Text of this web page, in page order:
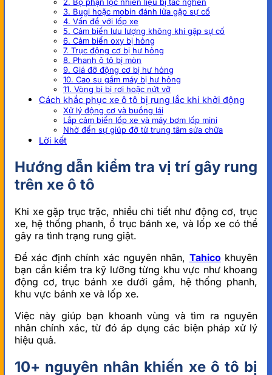
3. Bugi hoặc mobin đánh lửa gặp sự cố
4. Vấn đề với lốp xe
5. Cảm biến lưu lượng không khí gặp sự cố
6. Cảm biến oxy bị hỏng
7. Trục động cơ bị hư hỏng
8. Phanh ô tô bị mòn
9. Giá đỡ động cơ bị hư hỏng
10. Cao su gầm máy bị hư hỏng
11. Vòng bi bị rơi hoặc nứt vỡ
Cách khắc phục xe ô tô bị rung lắc khi khởi động
Xử lý động cơ và buồng lái
Lắp cảm biến lốp xe và máy bơm lốp mini
Nhờ đến sự giúp đỡ từ trung tâm sửa chữa
Lời kết
Hướng dẫn kiểm tra vị trí gây rung
trên xe ô tô
Khi xe gặp trục trặc, nhiều chi tiết như động cơ, trục
xe, hệ thống phanh, ổ trục bánh xe, và lốp xe có thể
gây ra tình trạng rung giật.
Để xác định chính xác nguyên nhân, Tahicokhuyên
bạn cần kiểm tra kỹ lưỡng từng khu vực như khoang
động cơ, trục bánh xe dưới gầm, hệ thống phanh,
khu vực bánh xe và lốp xe.
Việc này giúp bạn khoanh vùng và tìm ra nguyên
nhân chính xác, từ đó áp dụng các biện pháp xử lý
hiệu quả.
10+ nguyên nhân khiến xe ô tô bị